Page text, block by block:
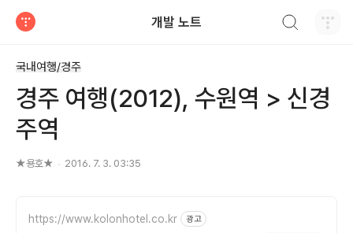
개발 노트
국내여행/경주
경주 여행(2012), 수원역 > 신경
주역
★용호★ 2016. 7. 3. 03:35
https://www.kolonhotel.co.kr 광고